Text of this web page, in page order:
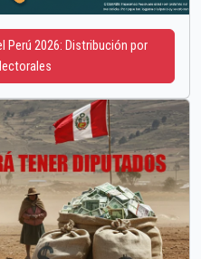
Perú 2026: Distribución por